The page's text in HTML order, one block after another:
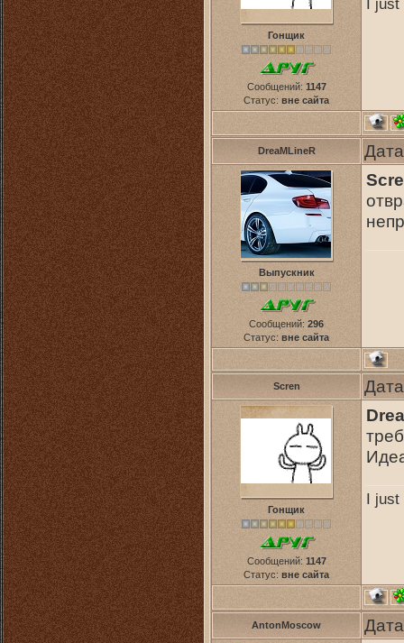
Гонщик
Сообщений: 1147
Статус: вне сайта
I
DreaMLineR
Выпускник
Сообщений: 296
Статус: вне сайта
Scren
Гонщик
Сообщений: 1147
Статус: вне сайта
I
AntonMoscow